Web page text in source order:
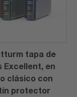
tapa de
Excellent, en
clásico con
protector